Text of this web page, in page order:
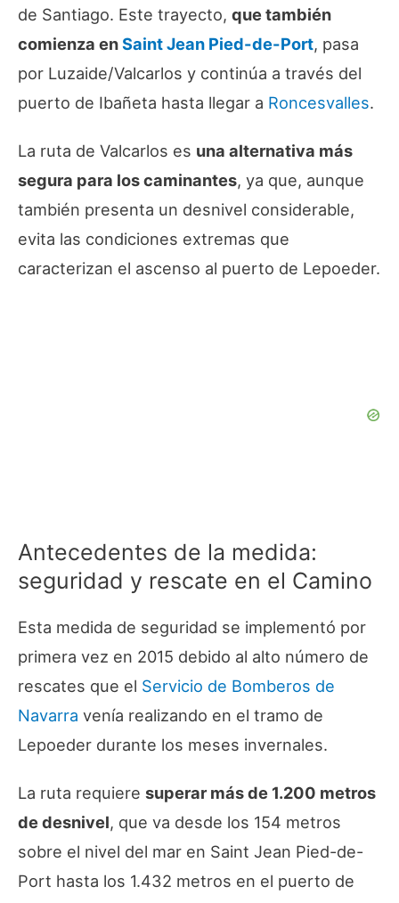
de Santiago. Este trayecto, que también
comienza enSaint Jean Pied-de-Port, pasa
por Luzaide/Valcarlos y continúa a través del
puerto de Ibañeta hasta llegar a Roncesvalles.
La ruta de Valcarlos es una alternativa más
segura para los caminantes, ya que, aunque
también presenta un desnivel considerable,
evita las condiciones extremas que
caracterizan el ascenso al puerto de Lepoeder.
Antecedentes de la medida:
seguridad y rescate en el Camino
Esta medida de seguridad se implementó por
primera vez en 2015 debido al alto número de
rescates que el Servicio de Bomberos de
Navarra venía realizando en el tramo de
Lepoeder durante los meses invernales.
La ruta requiere superar más de 1.200 metros
de desnivel, que va desde los 154 metros
sobre el nivel del mar en Saint Jean Pied-de-
Port hasta los 1.432 metros en el puerto de